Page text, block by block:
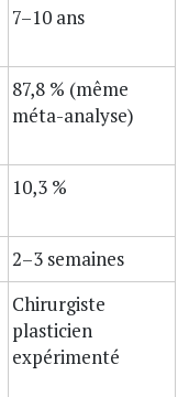
7–10 ans
87,8 % (même
méta-analyse)
10,3 %
2–3 semaines
Chirurgiste
plasticien
expérimenté